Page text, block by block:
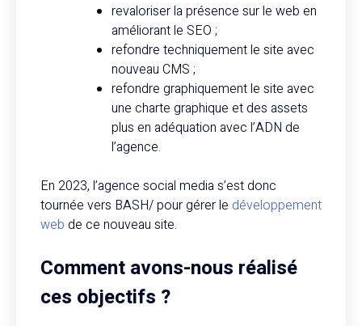
revaloriser la présence sur le web en
améliorant le SEO ;
refondre techniquement le site avec
nouveau CMS ;
refondre graphiquement le site avec
une charte graphique et des assets
plus en adéquation avec l’ADN de
l’agence.
En 2023, l’agence social media s’est donc
tournée vers BASH/ pour gérer le développement
web de ce nouveau site.
Comment avons-nous réalisé
ces objectifs ?